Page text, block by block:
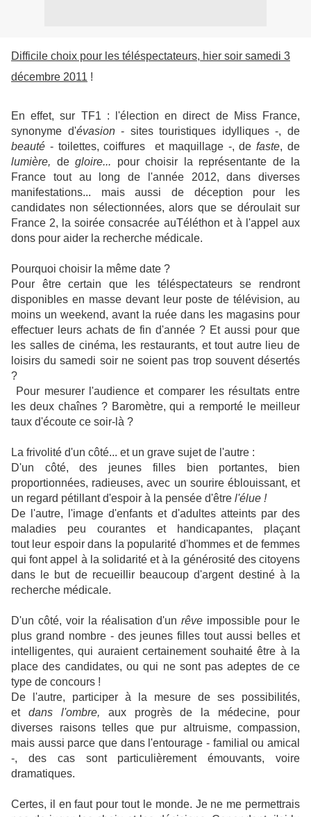
Difficile choix pour les téléspectateurs, hier soir samedi 3
décembre 2011 !
En effet, sur TF1 : l'élection en direct de Miss France,
synonyme d'évasion- sites touristiques idylliques -, de
beauté - toilettes, coiffures et maquillage -, defaste, de
lumière, de gloire... pour choisir la représentante de la
France tout au long de l'année 2012, dans diverses
manifestations... mais aussi de déception pour les
candidates non sélectionnées, alors que se déroulait sur
France 2, la soirée consacrée auTéléthon et à l'appel aux
dons pour aider la recherche médicale.
Pourquoi choisir la même date ?
Pour être certain que les téléspectateurs se rendront
disponibles en masse devant leur poste de télévision, au
moins un weekend, avant la ruée dans les magasins pour
effectuer leurs achats de fin d'année ? Et aussi pour que
les salles de cinéma, les restaurants, et tout autre lieu de
loisirs du samedi soir ne soient pas trop souvent désertés
?
Pour mesurer l'audience et comparer les résultats entre
les deux chaînes ? Baromètre, qui a remporté le meilleur
taux d'écoute ce soir-là ?
La frivolité d'un côté... et un grave sujet de l'autre :
D'un côté, des jeunes filles bien portantes, bien
proportionnées, radieuses, avec un sourire éblouissant, et
un regard pétillant d'espoir à la pensée d'être l'élue !
De l'autre, l'image d'enfants et d'adultes atteints par des
maladies peu courantes et handicapantes, plaçant
tout leur espoir dans la popularité d'hommes et de femmes
qui font appel à la solidarité et à la générosité des citoyens
dans le but de recueillir beaucoup d'argent destiné à la
recherche médicale.
D'un côté, voir la réalisation d'unrêve impossible pour le
plus grand nombre - des jeunes filles tout aussi belles et
intelligentes, qui auraient certainement souhaité être à la
place des candidates, ou qui ne sont pas adeptes de ce
type de concours !
De l'autre, participer à la mesure de ses possibilités,
et dans l'ombre, aux progrès de la médecine, pour
diverses raisons telles que pur altruisme, compassion,
mais aussi parce que dans l'entourage - familial ou amical
-, des cas sont particulièrement émouvants, voire
dramatiques.
Certes, il en faut pour tout le monde. Je ne me permettrais